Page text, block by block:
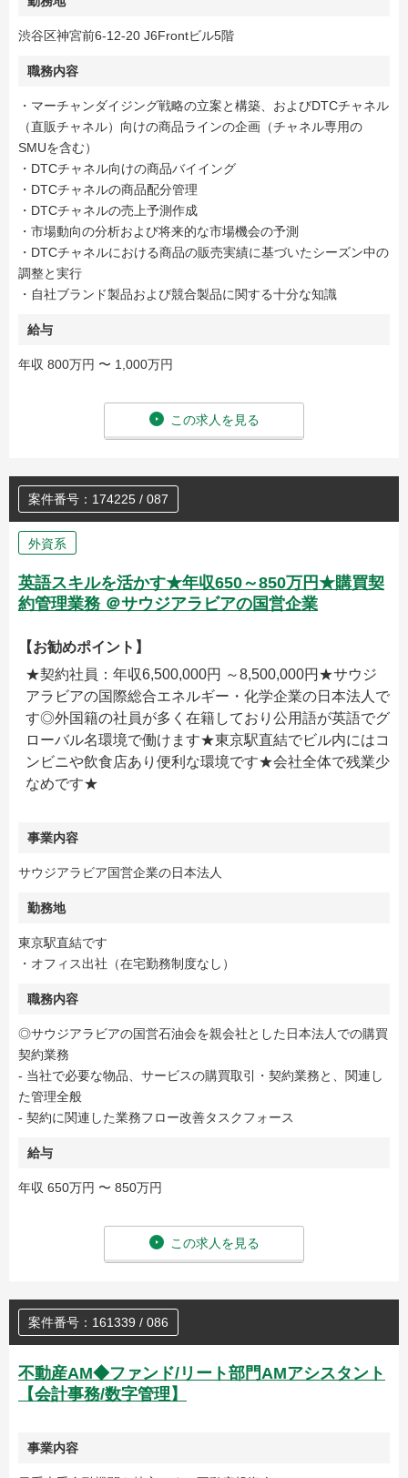
渋谷区神宮前6-12-20 J6Frontビル5階
職務内容
・マーチャンダイジング戦略の立案と構築、およびDTCチャネル
（直販チャネル）向けの商品ラインの企画（チャネル専用の
SMUを含む）
・DTCチャネル向けの商品バイイング
・DTCチャネルの商品配分管理
・DTCチャネルの売上予測作成
・市場動向の分析および将来的な市場機会の予測
・DTCチャネルにおける商品の販売実績に基づいたシーズン中の
調整と実行
・自社ブランド製品および競合製品に関する十分な知識
給与
年収 800万円 〜 1,000万円
この求人を見る
案件番号：174225 / 087
外資系
英語スキルを活かす★年収650～850万円★購買契
約管理業務 ＠サウジアラビアの国営企業
【お勧めポイント】
★契約社員：年収6,500,000円 ～8,500,000円★サウジ
アラビアの国際総合エネルギー・化学企業の日本法人で
す◎外国籍の社員が多く在籍しており公用語が英語でグ
ローバル名環境で働けます★東京駅直結でビル内にはコ
ンビニや飲食店あり便利な環境です★会社全体で残業少
なめです★
事業内容
サウジアラビア国営企業の日本法人
勤務地
東京駅直結です
・オフィス出社（在宅勤務制度なし）
職務内容
◎サウジアラビアの国営石油会を親会社とした日本法人での購買
契約業務
- 当社で必要な物品、サービスの購買取引・契約業務と、関連し
た管理全般
- 契約に関連した業務フロー改善タスクフォース
給与
年収 650万円 〜 850万円
この求人を見る
案件番号：161339 / 086
不動産AM◆ファンド/リート部門AMアシスタント
【会計事務/数字管理】
事業内容